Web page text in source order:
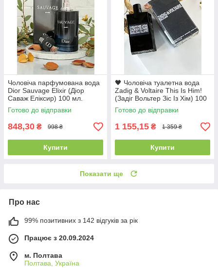
Чоловіча парфумована вода
Dior Sauvage Elixir (Діор
Саваж Еліксир) 100 мл.
Якісний деревно-пряний
аромат
Готово до відправки
848,30 ₴ 998 ₴
Купити
🖤 Чоловіча туалетна вода
Zadig & Voltaire This Is Him!
(Задіг Вольтер Зіс Із Хім) 100
мл Деревинні Східні Пряні
Стійкі Шлейфові
Готово до відправки
1 155,15 ₴ 1 359 ₴
Купити
Показати ще
Про нас
99% позитивних з 142 відгуків за рік
Працює з 20.09.2024
м. Полтава
Полтава, Україна